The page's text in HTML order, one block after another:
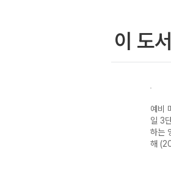
이 도
예비
일 3
하는
해